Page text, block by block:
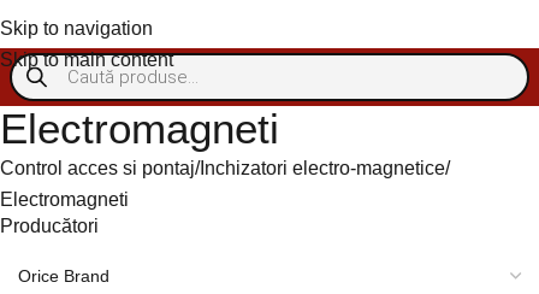
Skip to navigation
Skip to main content
Electromagneti
Control acces si pontaj Inchizatori electro-magnetice
Electromagneti
Producători